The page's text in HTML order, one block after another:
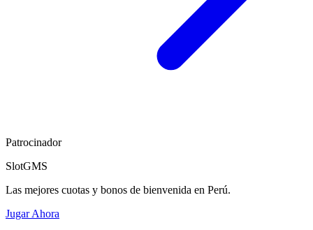
Patrocinador
SlotGMS
Las mejores cuotas y bonos de bienvenida en Perú.
Jugar Ahora